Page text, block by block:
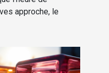
approche, le